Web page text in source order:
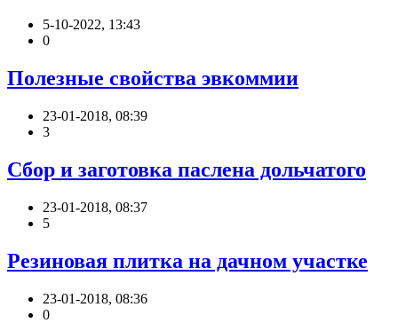
5-10-2022, 13:43
0
Полезные свойства эвкоммии
23-01-2018, 08:39
3
Сбор и заготовка паслена дольчатого
23-01-2018, 08:37
5
Резиновая плитка на дачном участке
23-01-2018, 08:36
0